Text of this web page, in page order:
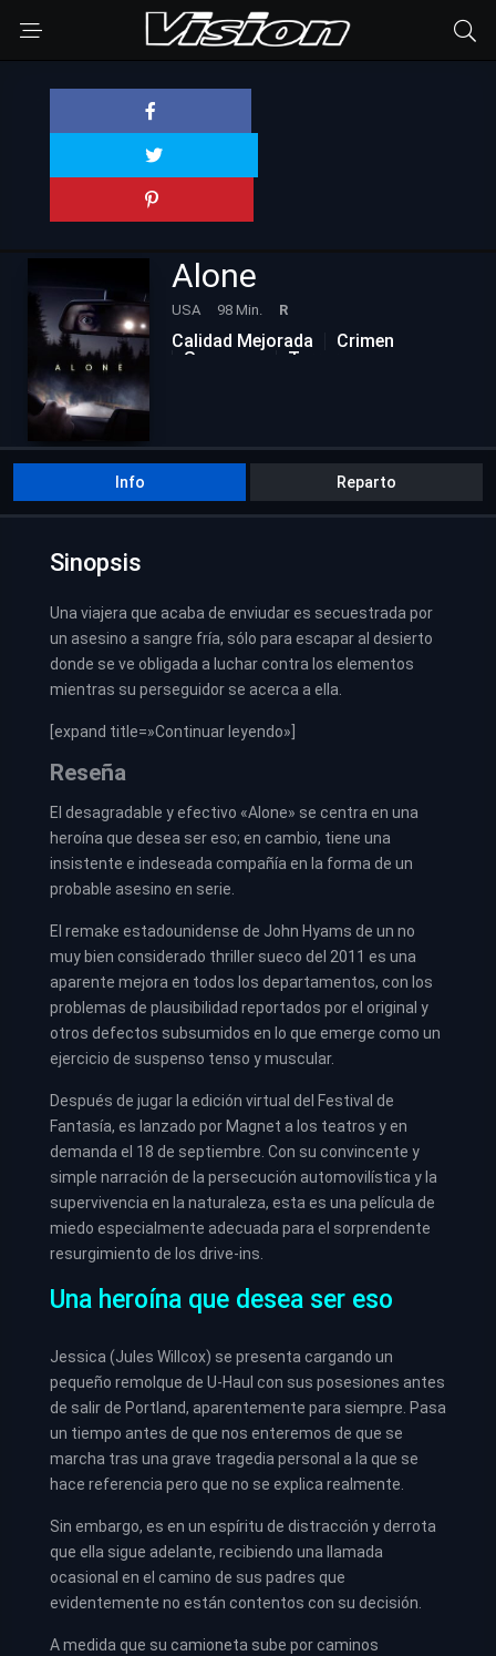
Alone
USA 98 Min. R
Calidad Mejorada
Crimen
Suspenso
Terror
Info Reparto
Sinopsis
Una viajera que acaba de enviudar es secuestrada por
un asesino a sangre fría, sólo para escapar al desierto
donde se ve obligada a luchar contra los elementos
mientras su perseguidor se acerca a ella.
[expand title=»Continuar leyendo»]
Reseña
El desagradable y efectivo «Alone» se centra en una
heroína que desea ser eso; en cambio, tiene una
insistente e indeseada compañía en la forma de un
probable asesino en serie.
El remake estadounidense de John Hyams de un no
muy bien considerado thriller sueco del 2011 es una
aparente mejora en todos los departamentos, con los
problemas de plausibilidad reportados por el original y
otros defectos subsumidos en lo que emerge como un
ejercicio de suspenso tenso y muscular.
Después de jugar la edición virtual del Festival de
Fantasía, es lanzado por Magnet a los teatros y en
demanda el 18 de septiembre. Con su convincente y
simple narración de la persecución automovilística y la
supervivencia en la naturaleza, esta es una película de
miedo especialmente adecuada para el sorprendente
resurgimiento de los drive-ins.
Una heroína que desea ser eso
Jessica (Jules Willcox) se presenta cargando un
pequeño remolque de U-Haul con sus posesiones antes
de salir de Portland, aparentemente para siempre. Pasa
un tiempo antes de que nos enteremos de que se
marcha tras una grave tragedia personal a la que se
hace referencia pero que no se explica realmente.
Sin embargo, es en un espíritu de distracción y derrota
que ella sigue adelante, recibiendo una llamada
ocasional en el camino de sus padres que
evidentemente no están contentos con su decisión.
A medida que su camioneta sube por caminos